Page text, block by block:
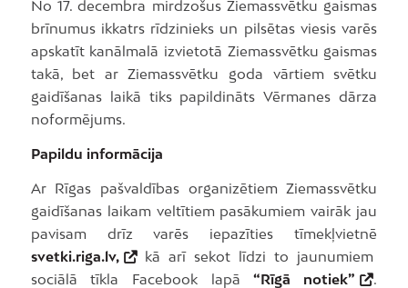
No 17. decembra mirdzošus Ziemassvētku gaismas
brīnumus ikkatrs rīdzinieks un pilsētas viesis varēs
apskatīt kanālmalā izvietotā Ziemassvētku gaismas
takā, bet ar Ziemassvētku goda vārtiem svētku
gaidīšanas laikā tiks papildināts Vērmanes dārza
noformējums.
Papildu informācija
Ar Rīgas pašvaldības organizētiem Ziemassvētku
gaidīšanas laikam veltītiem pasākumiem vairāk jau
pavisam drīz varēs iepazīties tīmekļvietnē
svetki.riga.lv,
kā arī sekot līdzi to jaunumiem
sociālā tīkla Facebook lapā “Rīgā notiek”